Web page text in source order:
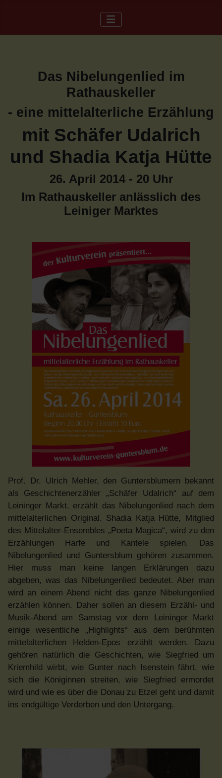
Das Nibelungenlied im
Rathauskeller
- eine mittelalterliche Erzählung
mit Schäfer Udalrich
und Shadia Katja Hütte
26. April 2014 - 20 Uhr
Im Rathauskeller anlässlich des
Leiniger Marktes
Prof. Dr. Ulrich Mehler, den Guntersblumern bekannt
als Geschichtenerzähler „Schäfer Udalrich“ auf dem
Leininger Markt, erzählt das Nibelungenlied nach dem
mittelalterlichen Original. Shadia Katja Hütte, Mitglied
des Mittelalter-Ensembles „Poeta Magica“, wird zu den
Erzählungen Harfe und Kantele spielen. Das
Nibelungenlied und Guntersblum gehören zusammen.
Hier muss man keine langen Erklärungen dazu
abgeben, was das Nibelungenlied bedeutet. Aber man
wird an einem Abend nicht das ganze Nibelungenlied
erzählen können. Daher sollen an diesem Erzähl- und
Musik-Abend am Samstag vor dem Leininger Markt
einige wesentliche „Highlights“ aus dem berühmten
mittelalterlichen Helden-Epos erzählt werden. Dazu
gehören natürlich die Geschichten, wie Siegfried um
Kriemhild wirbt, wie Gunter nach Isenstein fährt, wie
sich die Königinnen streiten, wie Siegfried ermordet
wird und wie es über die Donau zu Etzel geht und damit
ins endgültige Verderben und den Untergang.